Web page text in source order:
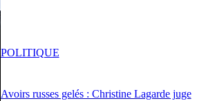
Avoirs russes gelés : Christine Lagarde juge
POLITIQUE